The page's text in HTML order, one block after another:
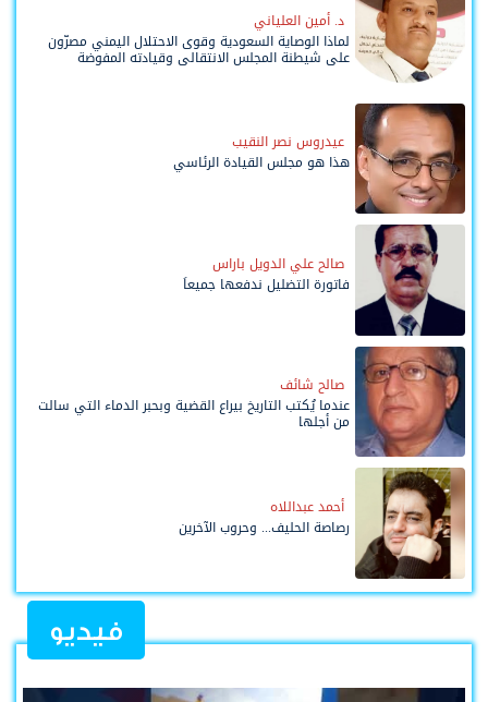
د. أمين العلياني
لماذا الوصاية السعودية وقوى الاحتلال اليمني مصرّون
على شيطنة المجلس الانتقالي وقيادته المفوضة
عيدروس نصر النقيب
هذا هو مجلس القيادة الرئاسي
صالح علي الدويل باراس
فاتورة التضليل ندفعها جميعاً
صالح شائف
عندما يُكتب التاريخ بيراع القضية وبحبر الدماء التي سالت
من أجلها
أحمد عبداللاه
رصاصة الحليف... وحروب الآخرين
فيديو